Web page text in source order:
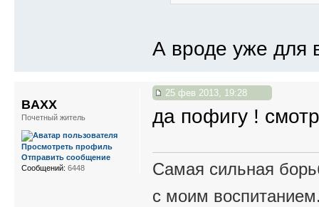
А вроде уже для
25 фев 2013, 19:28
да пофигу !
Самая сильная
с моим
BAXX
Почетный житель
Просмотреть профиль
Отправить сообщение
Сообщений: 6448